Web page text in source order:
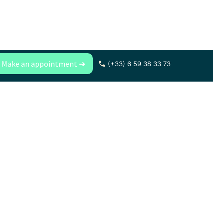
(+33) 6 59 38 33 73
Make an appointment ➜